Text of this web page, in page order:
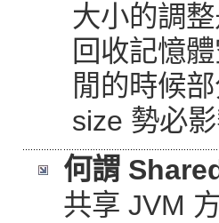
大小的調
回收記憶
閒的時候
size 勢必
何謂
共享 JVM